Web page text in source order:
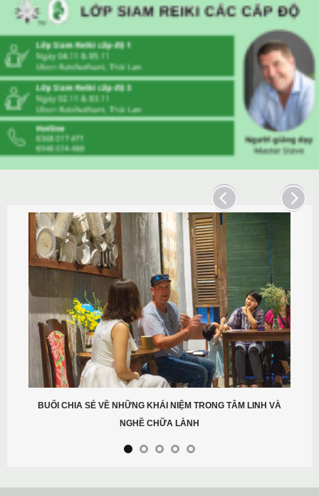
BUỔI CHIA SẺ VỀ NHỮNG KHÁI NIỆM TRONG TÂM LINH VÀ
NGHỀ CHỮA LÀNH